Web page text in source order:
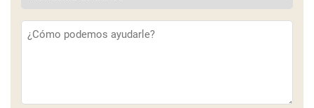
Descripción
(Obligatorio)